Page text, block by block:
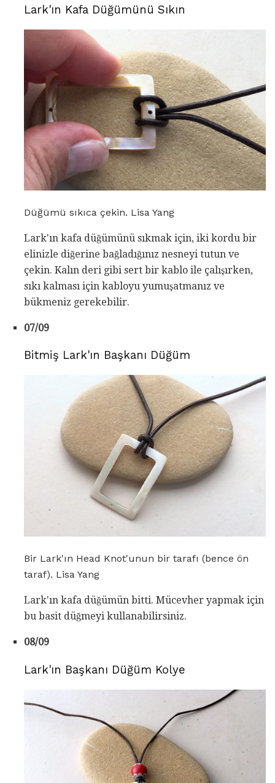
Lark'ın Kafa Düğümünü Sıkın
Düğümü sıkıca çekin. Lisa Yang
Lark'ın kafa düğümünü sıkmak için, iki kordu bir
elinizle diğerine bağladığınız nesneyi tutun ve
çekin. Kalın deri gibi sert bir kablo ile çalışırken,
sıkı kalması için kabloyu yumuşatmanız ve
bükmeniz gerekebilir.
07/09
Bitmiş Lark'ın Başkanı Düğüm
Bir Lark'ın Head Knot'unun bir tarafı (bence ön
taraf). Lisa Yang
Lark'ın kafa düğümün bitti. Mücevher yapmak için
bu basit düğmeyi kullanabilirsiniz.
08/09
Lark'ın Başkanı Düğüm Kolye